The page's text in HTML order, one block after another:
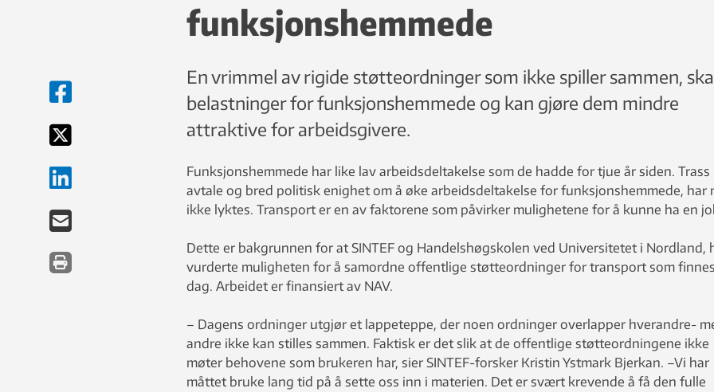
funksjonshemmede
En vrimmel av rigide støtteordninger som ikke spiller sammen,
belastninger for funksjonshemmede og kan gjøre dem mindre
attraktive for arbeidsgivere.
Funksjonshemmede har like lav arbeidsdeltakelse som de hadde for tjue år siden. Trass
avtale og bred politisk enighet om å øke arbeidsdeltakelse for funksjonshemmede, har
ikke lyktes. Transport er en av faktorene som påvirker mulighetene for å kunne ha en
Dette er bakgrunnen for at SINTEF og Handelshøgskolen ved Universitetet i Nordland,
vurderte muligheten for å samordne offentlige støtteordninger for transport som
dag. Arbeidet er finansiert av NAV.
– Dagens ordninger utgjør et lappeteppe, der noen ordninger overlapper hverandre-
andre ikke kan stilles sammen. Faktisk er det slik at de offentlige støtteordningene ikke
møter behovene som brukeren har, sier SINTEF-forsker Kristin Ystmark Bjerkan. –Vi har
måttet bruke lang tid på å sette oss inn i materien. Det er svært krevende å få den fulle